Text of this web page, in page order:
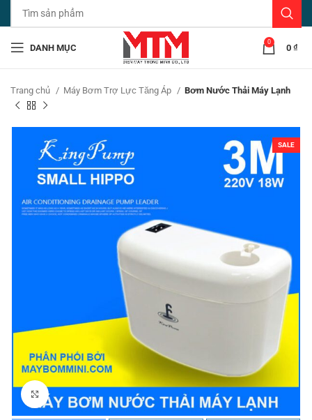
DANH MỤC
0
0 ₫
Trang chủ Máy Bơm Trợ Lực Tăng Áp Bơm Nước Thải Máy Lạnh
SALE
Click to enlarge